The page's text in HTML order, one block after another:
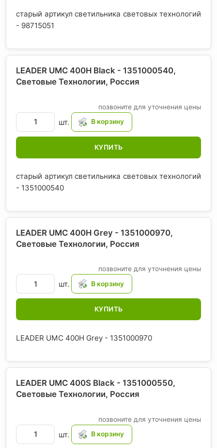
старый артикул светильника световых технологий
- 98715051
LEADER UMC 400H Black - 1351000540,
Световые Технологии, Россия
позвоните для уточнения цены
шт.
КУПИТЬ
старый артикул светильника световых технологий
- 1351000540
LEADER UMC 400H Grey - 1351000970,
Световые Технологии, Россия
позвоните для уточнения цены
шт.
КУПИТЬ
LEADER UMC 400H Grey - 1351000970
LEADER UMC 400S Black - 1351000550,
Световые Технологии, Россия
позвоните для уточнения цены
шт.